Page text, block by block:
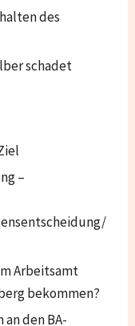
des
schadet
–
Arbeitsamt
bekommen?
den BA-